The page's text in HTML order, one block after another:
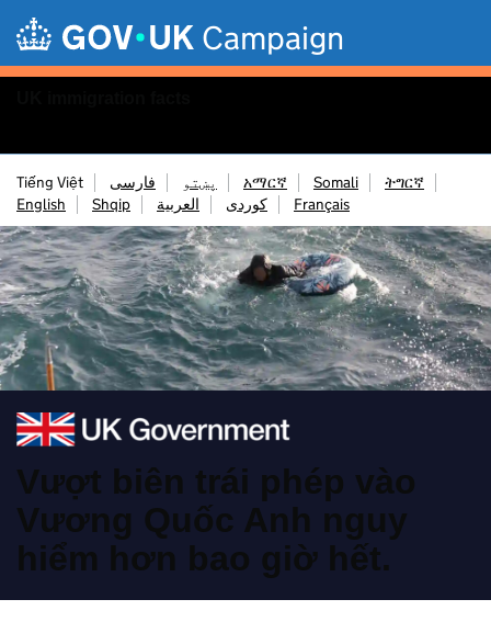
Campaign
Tiếng Việt فارسی پښتو አማርኛ Somali
ትግርኛ
English
Shqip العربية کوردی Français
Vượt biên trái phép vào
Vương Quốc Anh nguy
hiểm hơn bao giờ hết.